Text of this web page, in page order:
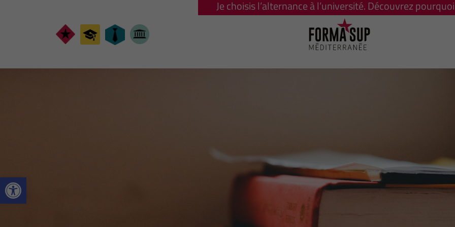
Ouvrir la barre d’outils
Je choisis l’alternance à l’université. Découvrez